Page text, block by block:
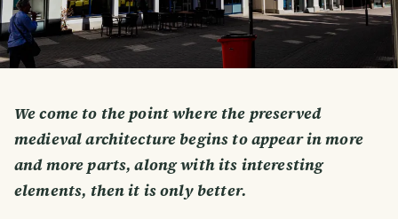
We come to the point where the preserved
medieval architecture begins to appear in more
and more parts, along with its interesting
elements, then it is only better.